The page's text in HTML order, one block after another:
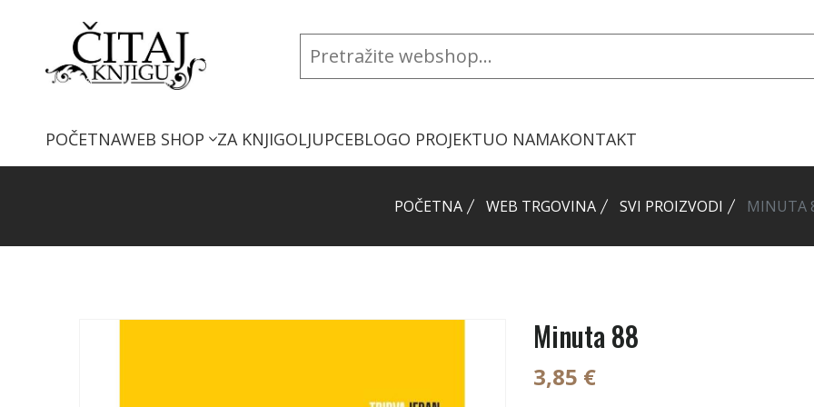
POČETNAWEB SHOP ZA KNJIGOLJUPCEBLOGO PROJEKTUO NAMAKONTAKT
POČETNA WEB TRGOVINA SVI PROIZVODI MINUTA
Minuta 88
3,85 €